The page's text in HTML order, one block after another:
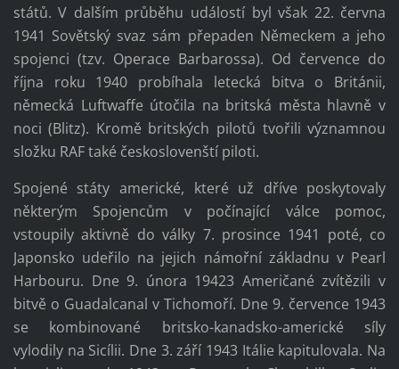
států. V dalším průběhu událostí byl však 22. června
1941 Sovětský svaz sám přepaden Německem a jeho
spojenci (tzv. Operace Barbarossa). Od července do
října roku 1940 probíhala letecká bitva o Británii,
německá Luftwaffe útočila na britská města hlavně v
noci (Blitz). Kromě britských pilotů tvořili významnou
složku RAF také českoslovenští piloti.
Spojené státy americké, které už dříve poskytovaly
některým Spojencům v počínající válce pomoc,
vstoupily aktivně do války 7. prosince 1941 poté, co
Japonsko udeřilo na jejich námořní základnu v Pearl
Harbouru. Dne 9. února 19423 Američané zvítězili v
bitvě o Guadalcanal v Tichomoří. Dne 9. července 1943
se kombinované britsko-kanadsko-americké síly
vylodily na Sicílii. Dne 3. září 1943 Itálie kapitulovala. Na